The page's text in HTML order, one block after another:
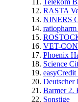
Telekom
RASTA
NINERS
VET-
Phoenix
Science
Deutscher
Barmer 2.
Sonstige